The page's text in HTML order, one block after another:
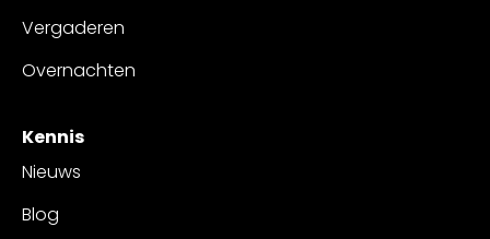
Vergaderen
Overnachten
Kennis
Nieuws
Blog